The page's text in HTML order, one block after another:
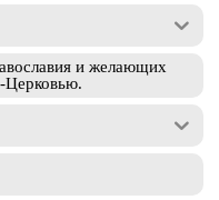
и желающих
Церковью.